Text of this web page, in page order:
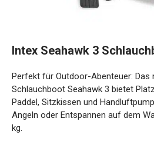
Intex Seahawk 3
Perfekt für Outdoor-Abenteuer: Das
Schlauchboot Seahawk 3 bietet
zwei Paddel, Sitzkissen und
zum Angeln oder Entspannen auf
ca. 360 kg.